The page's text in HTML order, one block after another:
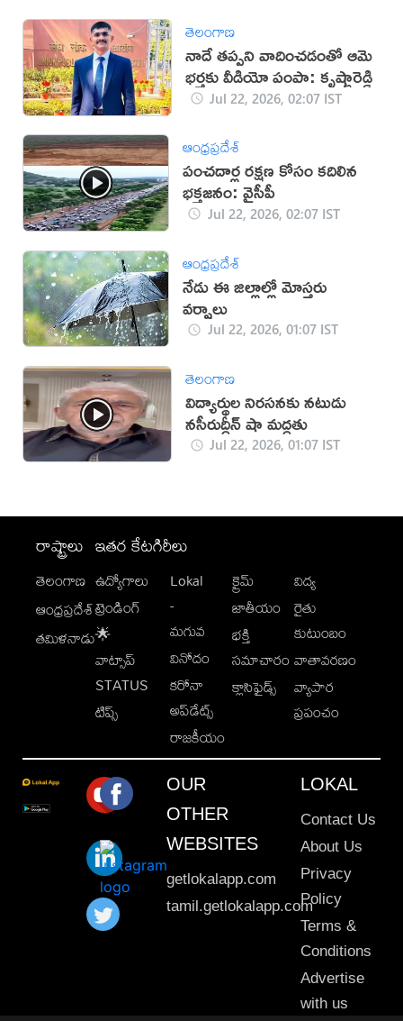
తెలంగాణ
నాదే తప్పని వాదించడంతో ఆమె
భర్తకు వీడియో పంపా: కృష్ణారెడ్డి
Jul 22, 2026, 02:07 IST
ఆంధ్రప్రదేశ్
పంచదార్ల రక్షణ కోసం కదిలిన
భక్తజనం: వైసీపీ
Jul 22, 2026, 02:07 IST
ఆంధ్రప్రదేశ్
నేడు ఈ జిల్లాల్లో మోస్తరు
వర్షాలు
Jul 22, 2026, 01:07 IST
తెలంగాణ
విద్యార్థుల నిరసనకు నటుడు
నసీరుద్దీన్ షా మద్దతు
Jul 22, 2026, 01:07 IST
రాష్ట్రాలు
తెలంగాణ
ఆంధ్రప్రదేశ్
తమిళనాడు
ఇతర కేటగిరీలు
ఉద్యోగాలు
ట్రెండింగ్
🌟
వాట్సాప్
STATUS
టిప్స్
Lokal
-
మగువ
వినోదం
కరోనా
అప్‌డేట్స్
రాజకీయం
క్రైమ్
జాతీయం
భక్తి
సమాచారం
క్లాసిఫైడ్స్
విద్య
రైతు
కుటుంబం
వాతావరణం
వ్యాపార
ప్రపంచం
OUR
OTHER
WEBSITES
getlokalapp.com
tamil.getlokalapp.com
LOKAL
Contact Us
About Us
Privacy
Policy
Terms &
Conditions
Advertise
with us